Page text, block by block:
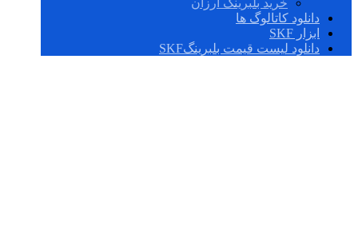
خرید بلبرینگ ارزان
دانلود کاتالوگ ها
ابزار SKF
دانلود لیست قیمت بلبرینگSKF